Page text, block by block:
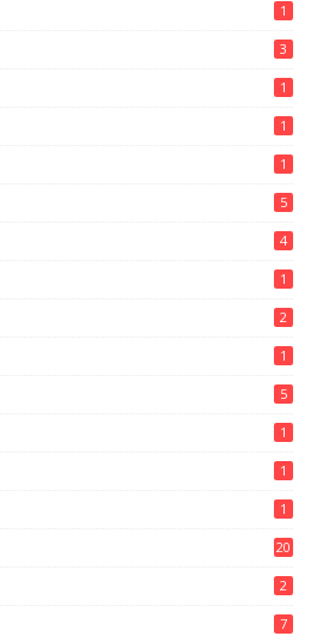
1
3
1
1
1
5
4
1
2
1
5
1
1
1
20
2
7